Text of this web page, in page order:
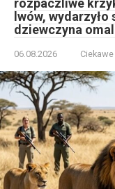
rozpaczliwe
lwów,
dziewczyna
06.08.2026